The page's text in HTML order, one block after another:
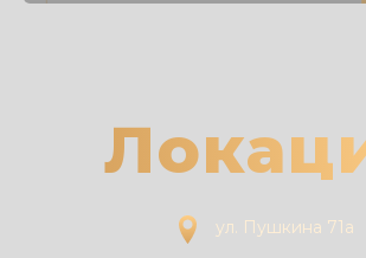
ул. Пушкина 71а